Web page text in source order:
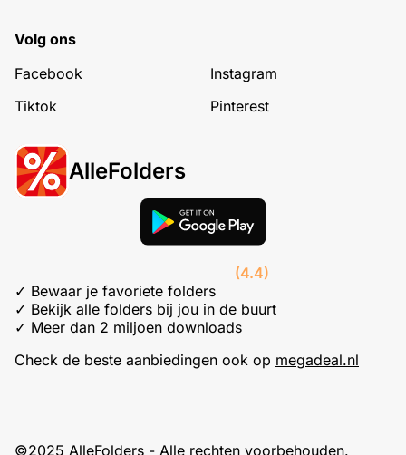
Volg ons
Facebook
Instagram
Tiktok
Pinterest
AlleFolders
(4.4)
✓ Bewaar je favoriete folders
✓ Bekijk alle folders bij jou in de buurt
✓ Meer dan 2 miljoen downloads
Check de beste aanbiedingen ook op megadeal.nl
©2025 AlleFolders - Alle rechten voorbehouden.